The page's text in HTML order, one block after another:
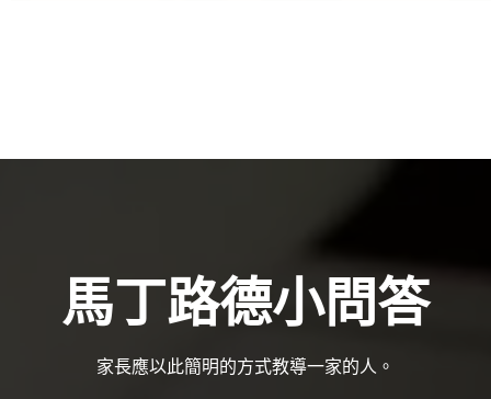
馬丁路德小問答
家長應以此簡明的方式教導一家的人。